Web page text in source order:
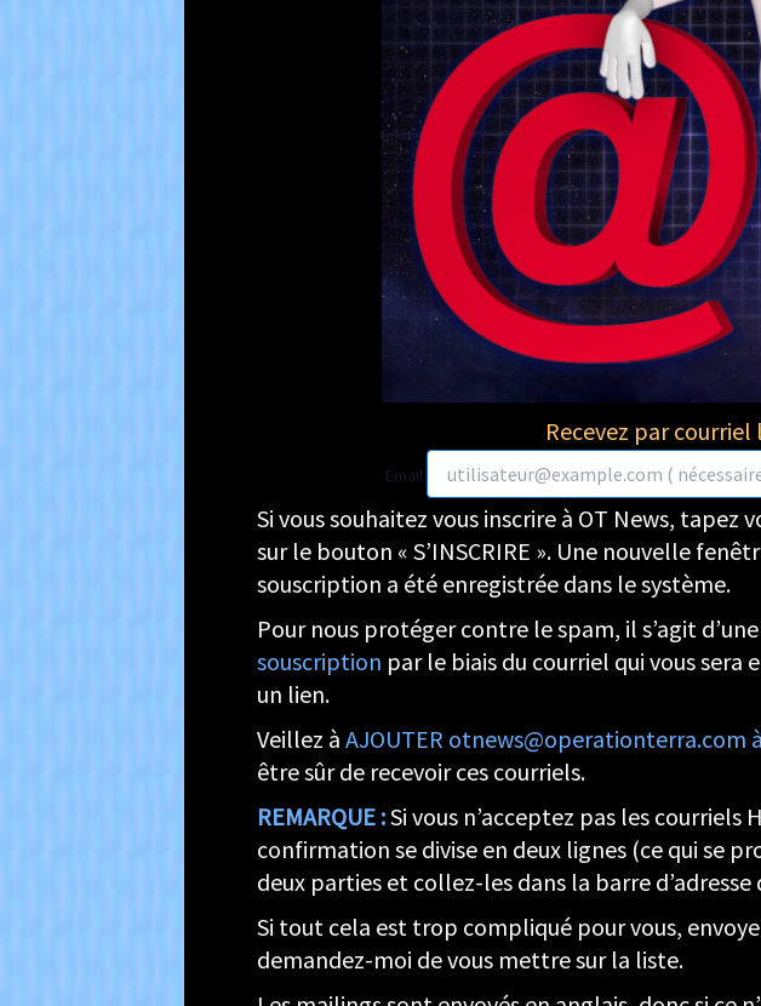
Recevez par
Email
Si vous souhaitez vous inscrire à OT News, tapez
sur le bouton « S’INSCRIRE ». Une nouvelle
souscription a été enregistrée dans le système.
Pour nous protéger contre le spam, il s’agit
souscription par le biais du courriel qui vous
un lien.
Veillez à AJOUTER otnews@operationterra.com
être sûr de recevoir ces courriels.
REMARQUE :Si vous n’acceptez pas les
confirmation se divise en deux lignes (ce qui se
deux parties et collez-les dans la barre
Si tout cela est trop compliqué pour vous,
demandez-moi de vous mettre sur la liste.